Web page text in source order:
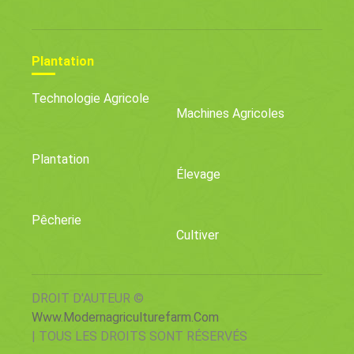
Plantation
Technologie Agricole
Machines Agricoles
Plantation
Élevage
Pêcherie
Cultiver
DROIT D'AUTEUR ©
Www.modernagriculturefarm.com
| TOUS LES DROITS SONT RÉSERVÉS